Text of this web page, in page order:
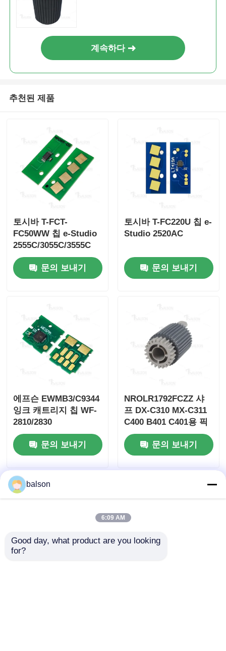
계속하다
추천된 제품
토시바 T-FCT-
FC50WW 칩 e-Studio
2555C/3055C/3555C
문의 보내기
토시바 T-FC220U 칩 e-
Studio 2520AC
문의 보내기
에프슨 EWMB3/C9344
잉크 캐트리지 칩 WF-
2810/2830
문의 보내기
NROLR1792FCZZ 샤
프 DX-C310 MX-C311
C400 B401 C401용 픽
업 롤러
문의 보내기
balson
6:09 AM
Good day, what product are you looking
for?